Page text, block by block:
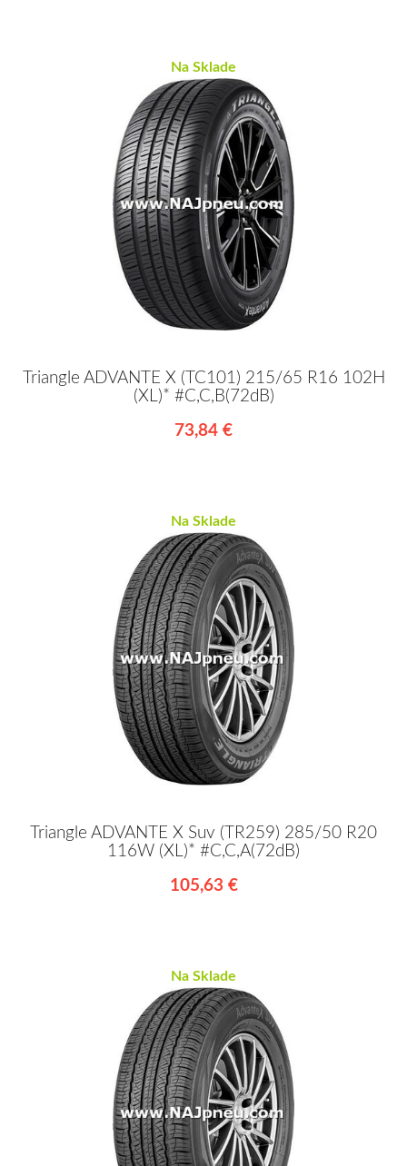
Na Sklade
Triangle ADVANTE X (TC101) 215/65 R16 102H
(XL)* #C,C,B(72dB)
73,84 €
Na Sklade
Triangle ADVANTE X Suv (TR259) 285/50 R20
116W (XL)* #C,C,A(72dB)
105,63 €
Na Sklade